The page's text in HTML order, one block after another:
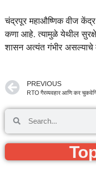
चंद्रपूर महाऔष्णिक वीज केंद्र
कणा आहे. त्यामुळे येथील
शासन अत्यंत गंभीर असल्याचे
PREVIOUS